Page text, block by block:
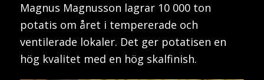
Magnus Magnusson lagrar 10 000 ton
potatis om året i tempererade och
ventilerade lokaler. Det ger potatisen en
hög kvalitet med en hög skalfinish.